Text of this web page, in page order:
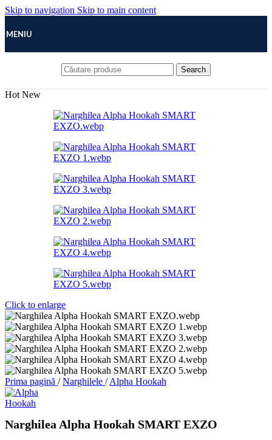
Skip to navigation Skip to main content
MENIU
Search
Hot New
Click to enlarge
Prima pagină / Narghilele / Alpha Hookah
Narghilea Alpha Hookah SMART EXZO